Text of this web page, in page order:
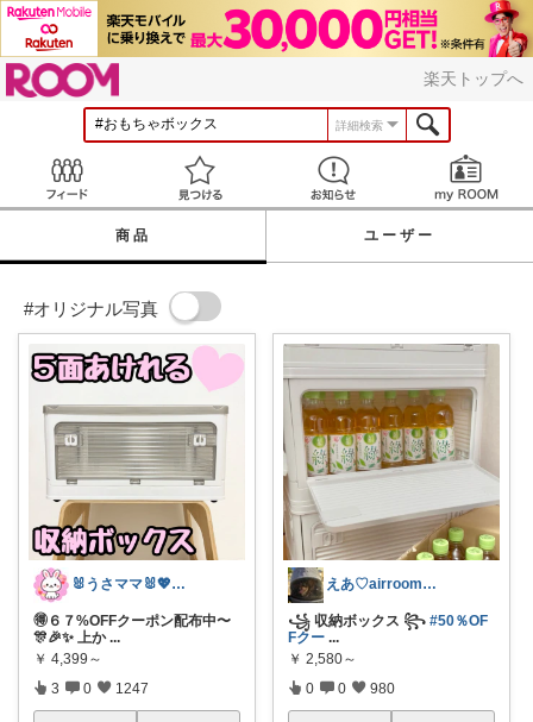
楽天トップへ
詳細検索
見つける お知らせ
商品 ユーザー
#オリジナル写真
🐰うさママ🐰💖キッズ・ママの日常✨
🉐６７%OFFクーポン配布中〜
🎊🎉✨ 上か ...
￥ 4,399～
3 0 1247
えあ♡airroom❀ラクして整う暮らし
꧁ 収納ボックス ꧂ #50％OF
Fクー ...
￥ 2,580～
0 0 980